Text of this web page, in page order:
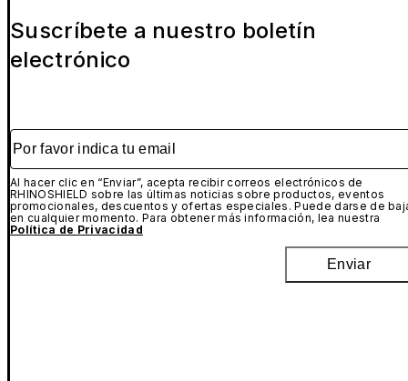
Suscríbete a nuestro boletín
electrónico
Por favor indica tu email
Al hacer clic en “Enviar”, acepta recibir correos electrónicos de
RHINOSHIELD sobre las últimas noticias sobre productos, eventos
promocionales, descuentos y ofertas especiales. Puede darse de
en cualquier momento. Para obtener más información, lea nuestra
Política de Privacidad
Enviar